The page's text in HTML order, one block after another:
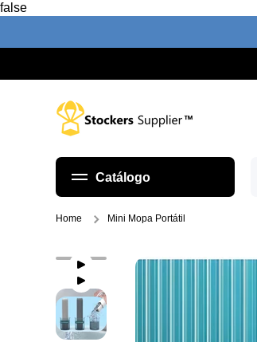
false
Ir directamente al contenido
Catálogo
Home Mini Mopa Portátil
Ir directamente a la